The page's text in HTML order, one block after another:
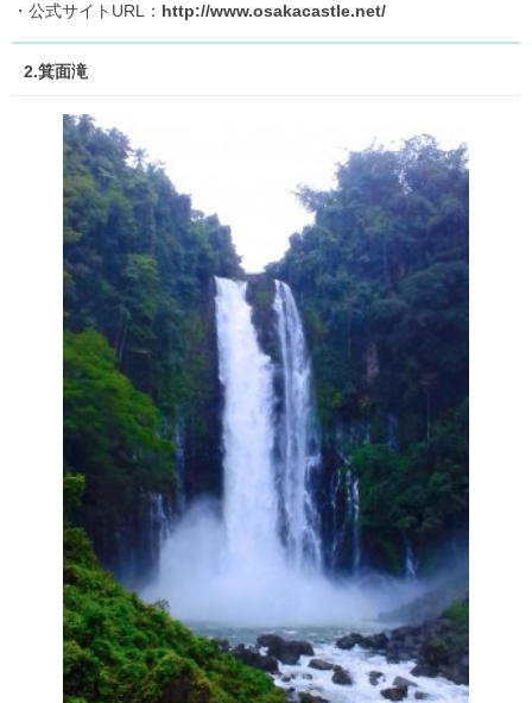
・公式サイトURL： http://www.osakacastle.net/
2.箕面滝